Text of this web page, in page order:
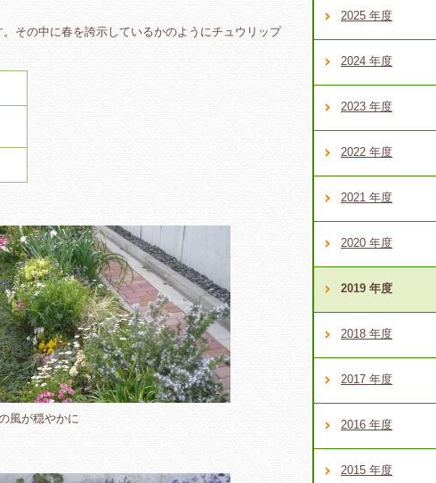
その中に春を誇示しているかのようにチュウリップ
風が穏やかに
2025 年度
2024 年度
2023 年度
2022 年度
2021 年度
2020 年度
2019 年度
2018 年度
2017 年度
2016 年度
2015 年度